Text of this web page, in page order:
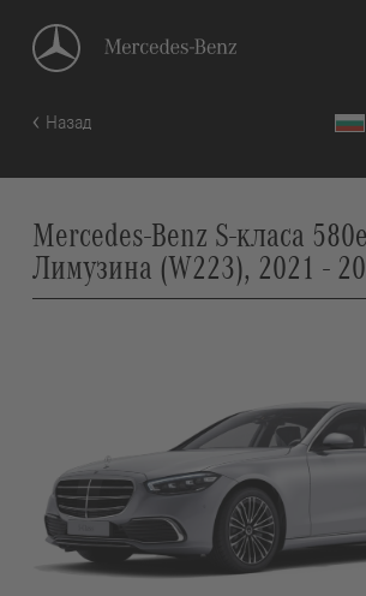
Назад
Mercedes-Benz S-класа 580e
Лимузина (W223), 2021 -